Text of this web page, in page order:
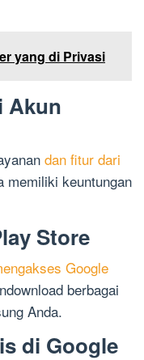
yang di Privasi
Akun
dan fitur dari
memiliki keuntungan
Store
Google
berbagai
Anda.
di Google